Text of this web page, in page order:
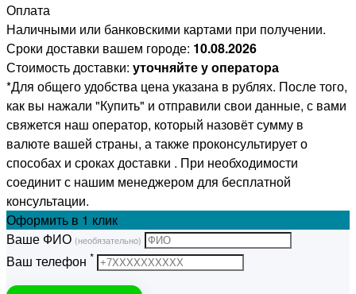
Оплата
Наличными или банковскими картами при получении.
Сроки доставки вашем городе: 10.08.2026
Стоимость доставки: уточняйте у оператора
*Для общего удобства цена указана в рублях. После того,
как вы нажали "Купить" и отправили свои данные, с вами
свяжется наш оператор, который назовёт сумму в
валюте вашей страны, а также проконсультирует о
способах и сроках доставки . При необходимости
соединит с нашим менеджером для бесплатной
консультации.
Оформить в 1 клик
Ваше ФИО (необязательно)
Ваш телефон *